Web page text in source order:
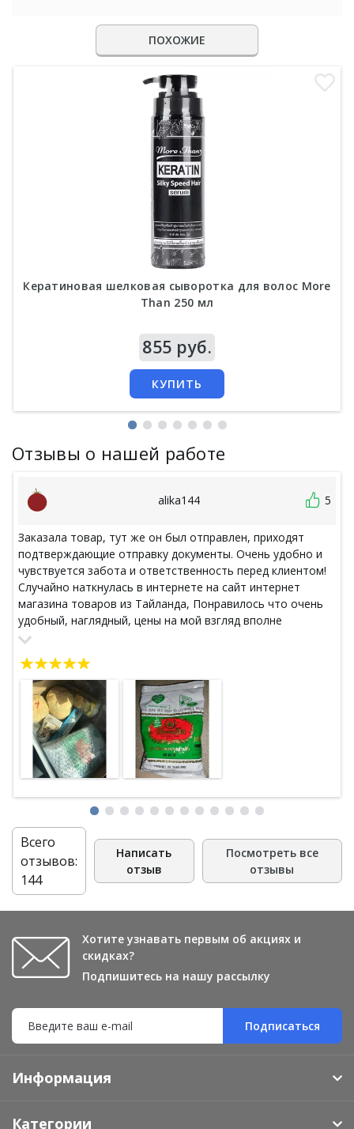
ПОХОЖИЕ
Кератиновая шелковая сыворотка для волос More
Than 250 мл
855 руб.
КУПИТЬ
Отзывы о нашей работе
alika144 5
Заказала товар, тут же он был отправлен, приходят
подтверждающие отправку документы. Очень удобно и
чувствуется забота и ответственность перед клиентом!
Случайно наткнулась в интернете на сайт интернет
магазина товаров из Тайланда, Понравилось что очень
удобный, наглядный, цены на мой взгляд вполне
доступные. Но возникли проблемы с почтой : из Тайланда
данной проблемой в магазин, и, к своему удивлению, не
осталась наедине со своей проблемой, тут же получила
бланки необходимых бумаг, советы по дальнейшим
действиям для розыска посылки с моей стороны, со
своей стороны магазин тоже подал в розыск! И хотя
даже совместными усилиями мою посылку мы так и не
нашли, магазин за свой счет отправил мне мой заказ
Спасибо Вам огромное
Всего
отзывов:
144
Написать
отзыв
Посмотреть все
отзывы
Хотите узнавать первым об акциях и
скидках?
Подпишитесь на нашу рассылку
Подписаться
Информация
Категории